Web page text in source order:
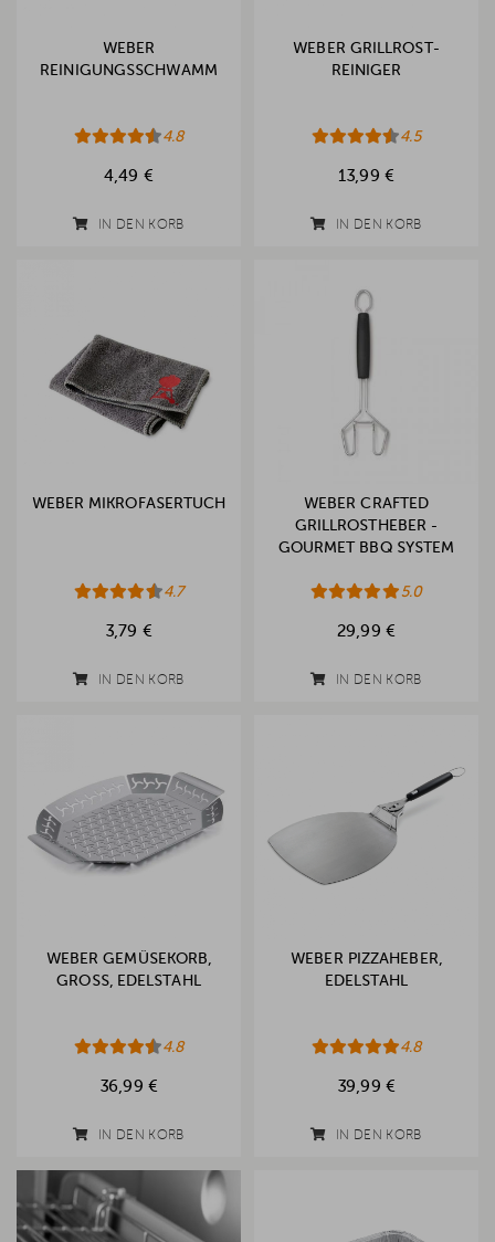
WEBER
REINIGUNGSSCHWAMM
4.8
4,49 €
IN DEN KORB
WEBER GRILLROST-
REINIGER
4.5
13,99 €
IN DEN KORB
WEBER MIKROFASERTUCH
4.7
3,79 €
IN DEN KORB
WEBER CRAFTED
GRILLROSTHEBER -
GOURMET BBQ SYSTEM
5.0
29,99 €
IN DEN KORB
WEBER GEMÜSEKORB,
GROSS, EDELSTAHL
4.8
36,99 €
IN DEN KORB
WEBER PIZZAHEBER,
EDELSTAHL
4.8
39,99 €
IN DEN KORB